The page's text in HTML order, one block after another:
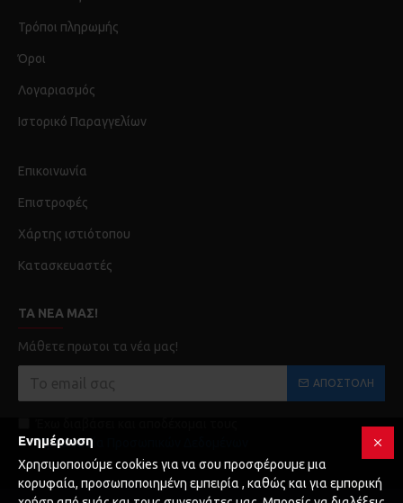
Τρόποι πληρωμής
Όροι
Λογαριασμός
Ιστορικό Παραγγελίων
Επικοινωνία
Επιστροφές
Χάρτης ιστιότοπου
Κατασκευαστές
ΤΑ ΝΈΑ ΜΑΣ!
Μάθετε πρωτοι τα νέα μας!
ΑΠΟΣΤΟΛΉ
Προστασία Προσωπικών Δεδομένων
Ενημέρωση
Χρησιμοποιούμε cookies για να σου προσφέρουμε μια
κορυφαία, προσωποποιημένη εμπειρία , καθώς και για εμπορική